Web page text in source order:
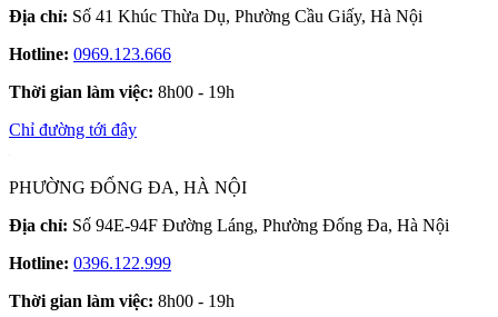
Địa chỉ: Số 41 Khúc Thừa Dụ, Phường Cầu Giấy, Hà Nội
Hotline: 0969.123.666
Thời gian làm việc: 8h00 - 19h
Chỉ đường tới đây
PHƯỜNG ĐỐNG ĐA, HÀ NỘI
Địa chỉ: Số 94E-94F Đường Láng, Phường Đống Đa, Hà Nội
Hotline: 0396.122.999
Thời gian làm việc: 8h00 - 19h